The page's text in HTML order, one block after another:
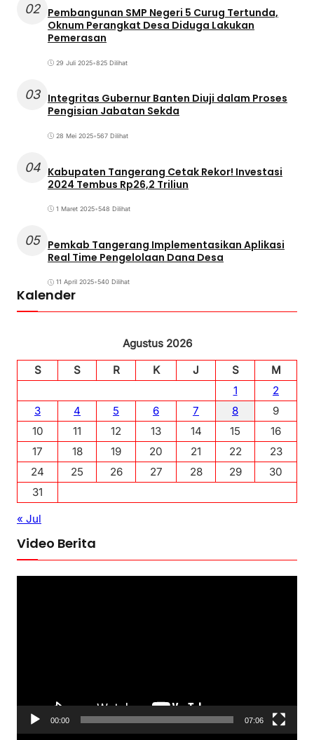
02 Pembangunan SMP Negeri 5 Curug Tertunda,
Oknum Perangkat Desa Diduga Lakukan
Pemerasan
29 Juli 2025•825 Dilihat
03 Integritas Gubernur Banten Diuji dalam Proses
Pengisian Jabatan Sekda
28 Mei 2025•567 Dilihat
04 Kabupaten Tangerang Cetak Rekor! Investasi
2024 Tembus Rp26,2 Triliun
1 Maret 2025•548 Dilihat
05 Pemkab Tangerang Implementasikan Aplikasi
Real Time Pengelolaan Dana Desa
11 April 2025•540 Dilihat
Kalender
Agustus 2026
S
S R K J S
M
1
2
3
4 5 6 7 8
9
10
11 12 13 14 15
16
17
18 19 20 21 22
23
24
25 26 27 28 29
30
31
« Jul
Video Berita
00:00 07:06